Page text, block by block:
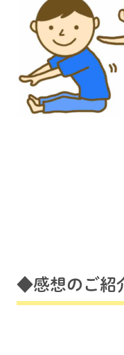
◆感想のご紹